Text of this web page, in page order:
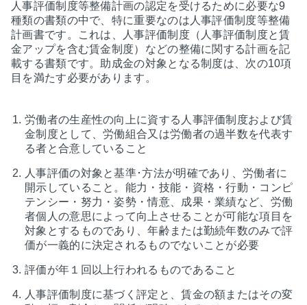
人事評価制度等整備計画の認定を受けるために必要な9
種類の書類の中で、特に重要なのは人事評価制度等整備
計画書です。これは、人事評価制度（人事評価制度と賃
金アップを含む賃金制度）などの整備に関する計画を記
載する書類です。助成金の対象となる制度は、次の10項
目を満たす必要があります。
労働者の生産性の向上に資する人事評価制度および賃
金制度として、労働組合又は労働者の過半数を代表す
る者と合意していること
人事評価の対象と基準･方法が明確であり、労働者に
開示していること。能力・技能・資格・行動・コンピ
テンシー・努力・姿勢・情意、成果・業績など、労働
者個人の意思によって向上させることが可能な項目を
対象とするものであり、年齢または勤続年数のみで評
価が一義的に決定されるものでないことが必要
評価が年１回以上行われるものであること
人事評価制度に基づく評定と、賃金の額またはその変